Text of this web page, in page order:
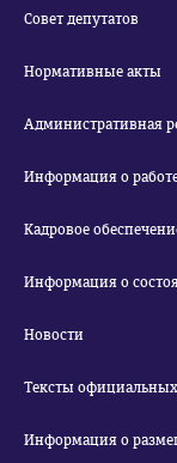
Совет депутатов
Нормативные акты
Административная
Информация о
Кадровое
Информация о
Новости
Тексты
Информация о